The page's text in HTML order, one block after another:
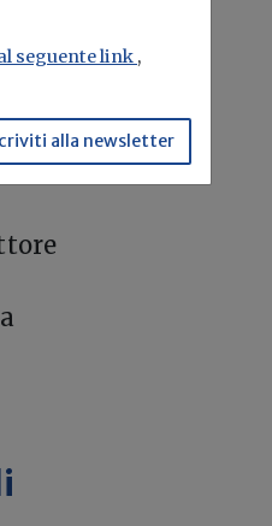
seguente link ,
alla newsletter